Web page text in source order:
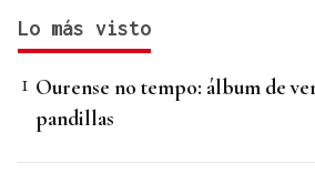
Lo más visto
Ourense no tempo: álbum de
pandillas